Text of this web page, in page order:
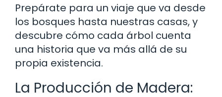
Prepárate para un viaje que va desde
los bosques hasta nuestras casas, y
descubre cómo cada árbol cuenta
una historia que va más allá de su
propia existencia.
La Producción de Madera: